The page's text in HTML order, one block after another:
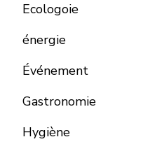
Ecologoie
énergie
Événement
Gastronomie
Hygiène